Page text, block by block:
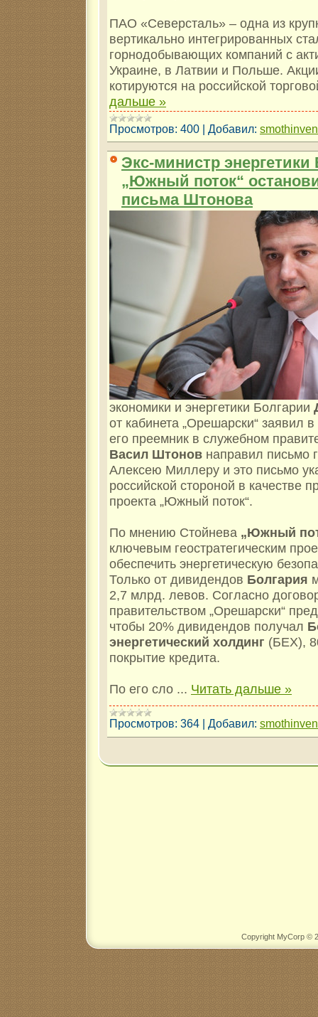
ПАО «Северсталь» – одна из
вертикально интегрированных
горнодобывающих компаний c
Украине, в Латвии и Польше.
котируются на российской
дальше »
Просмотров: 400 | Добавил:
Экс-министр энергетики
„Южный поток“
письма Штонова
экономики и энергетики Болгарии
от кабинета „Орешарски“ заявил
его преемник в служебном
Васил Штонов направил письмо
Алексею Миллеру и это письмо
российской стороной в качестве
проекта „Южный поток“.
По мнению Стойнева „Южный
ключевым геостратегическим
обеспечить энергетическую
Только от дивидендов Болгария
2,7 млрд. левов. Согласно
правительством „Орешарски“
чтобы 20% дивидендов получал
энергетический холдинг (БЕХ),
покрытие кредита.
По его сло ... Читать дальше »
Просмотров: 364 Добавил:
Copyright MyCorp ©